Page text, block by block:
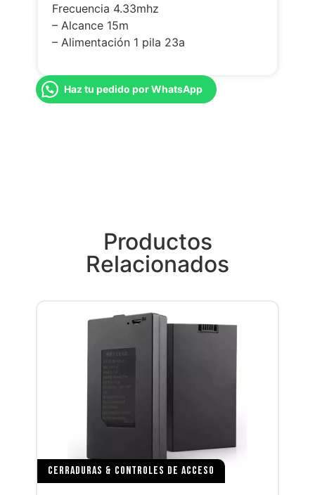
Frecuencia 4.33mhz
– Alcance 15m
– Alimentación 1 pila 23a
Haz tu pedido por WhatsApp
Productos
Relacionados
CERRADURAS & CONTROLES DE ACCESO